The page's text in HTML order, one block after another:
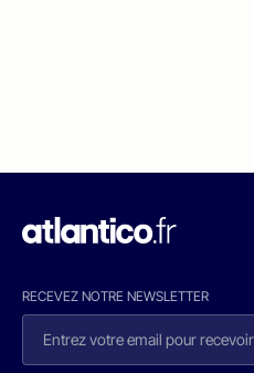
RECEVEZ NOTRE NEWSLETTER